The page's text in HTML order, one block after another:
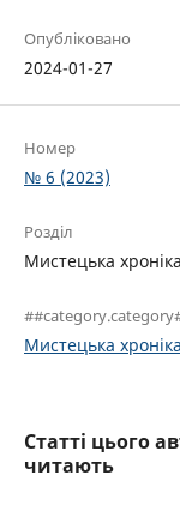
Опубліковано
2024-01-27
Номер
№ 6 (2023)
Розділ
Мистецька хроніка
Мистецька хроніка
Статті цього
читають